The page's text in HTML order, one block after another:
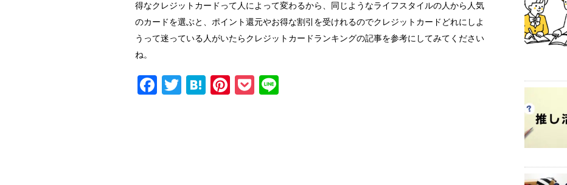
得なクレジットカードって人によって変わるから、同じようなライフスタイルの人から人気
のカードを選ぶと、ポイント還元やお得な割引を受けれるのでクレジットカードどれにしよ
うって迷っている人がいたらクレジットカードランキングの記事を参考にしてみてください
ね。
F
T
H
Pi
P